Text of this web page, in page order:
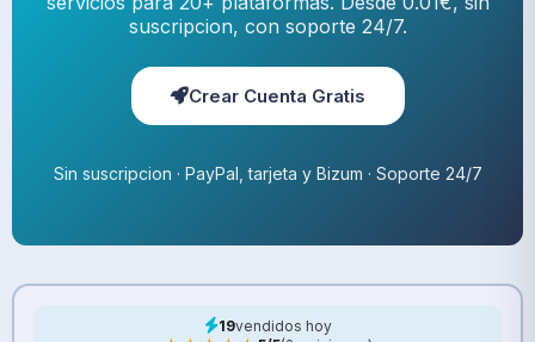
suscripcion, con soporte 24/7.
Crear Cuenta Gratis
Sin suscripcion · PayPal, tarjeta y Bizum · Soporte 24/7
19vendidos hoy